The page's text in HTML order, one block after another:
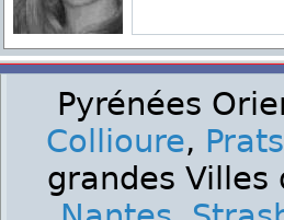
Pyrénées
Collioure,
grandes Villes